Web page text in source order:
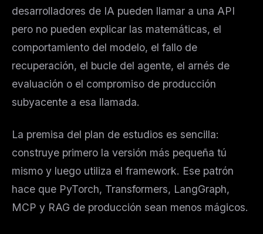
desarrolladores de IA pueden llamar a una API
pero no pueden explicar las matemáticas, el
comportamiento del modelo, el fallo de
recuperación, el bucle del agente, el arnés de
evaluación o el compromiso de producción
subyacente a esa llamada.
La premisa del plan de estudios es sencilla:
construye primero la versión más pequeña tú
mismo y luego utiliza el framework. Ese patrón
hace que PyTorch, Transformers, LangGraph,
MCP y RAG de producción sean menos mágicos.